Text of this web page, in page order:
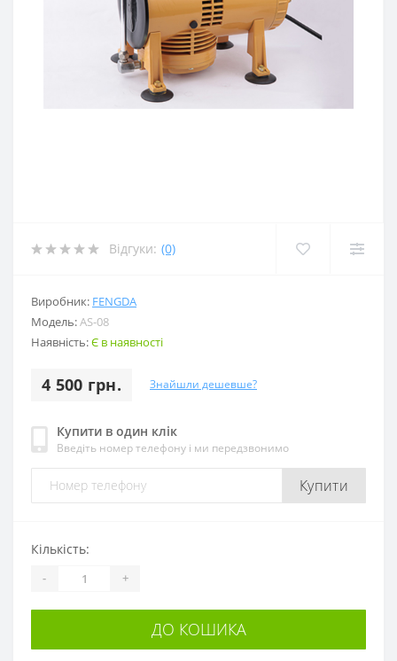
Відгуки: (0)
Виробник: FENGDA
Модель:AS-08
Наявність:Є в наявності
4 500 грн. Знайшли дешевше?
Купити в один клік
Введіть номер телефону і ми передзвонимо
Купити
Кількість:
- +
ДО КОШИКА